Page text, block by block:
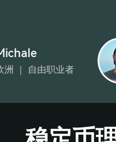
｜ 自由职业者